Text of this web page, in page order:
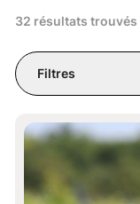
32 résultats trouvés
Filtres